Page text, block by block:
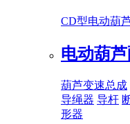
CD型电动葫
电动葫
葫芦变速总成
导绳器 导杆
形器